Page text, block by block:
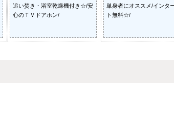
追い焚き・浴室乾燥機付き☆/安
心のＴＶドアホン/
単身者にオススメ/インタ
ト無料☆/